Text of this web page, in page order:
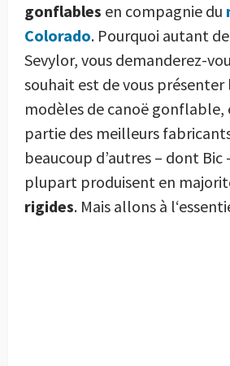
gonflables en compagnie du
Colorado. Pourquoi autant
Sevylor, vous demanderez-
souhait est de vous
modèles de canoë
partie des meilleurs
beaucoup d’autres – dont Bic
plupart produisent en
rigides. Mais allons à